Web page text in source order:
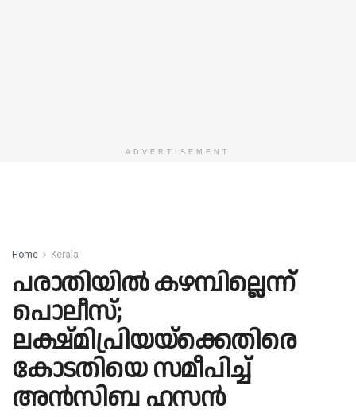
ADVERTISEMENT
Home Kerala
പരാതിയില്‍ കഴമ്പില്ലെന്ന്
പൊലീസ്;
ലക്ഷ്മിപ്രിയയ്‌ക്കെതിരെ
കോടതിയെ സമീപിച്ച്
അന്‍സിബ ഹസന്‍